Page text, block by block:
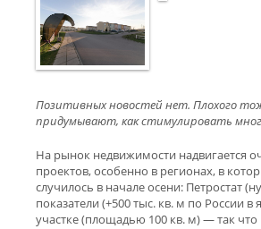
Позитивных новостей нет. Плохого
придумывают, как стимулировать
На рынок недвижимости надвигается
проектов, особенно в регионах, в
случилось в начале осени: Петростат
показатели (+500 тыс. кв. м по России
участке (площадью 100 кв. м) — так